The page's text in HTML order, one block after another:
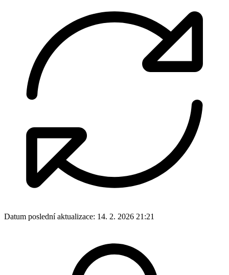
Datum poslední aktualizace: 14. 2. 2026 21:21